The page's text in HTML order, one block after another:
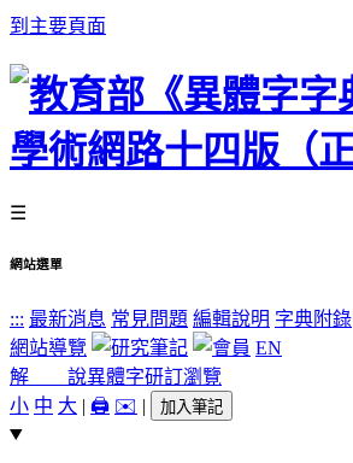
到主要頁面
☰
網站選單
::: 最新消息 常見問題 編輯說明 字典附錄
網站導覽
EN
解 說異體字研訂瀏覽
小 中 大 | 🖨️ ✉️ | 加入筆記